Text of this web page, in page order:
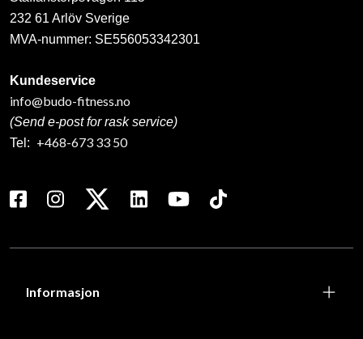
232 61 Arlöv Sverige
MVA-nummer: SE556053342301
Kundeservice
info@budo-fitness.no
(Send e-post for rask service)
Tel: +468-673 33 50
Informasjon